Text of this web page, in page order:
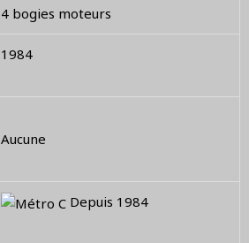
4 bogies moteurs
1984
Aucune
Depuis 1984